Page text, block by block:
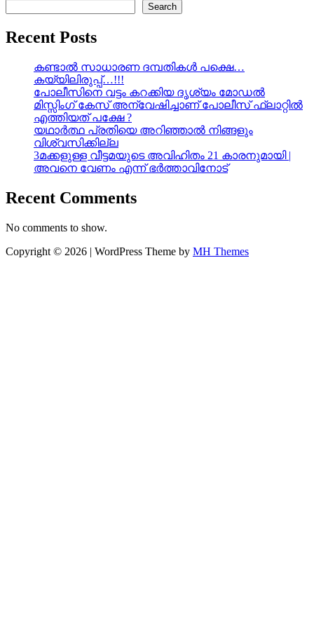
Search
Recent Posts
കണ്ടാൽ സാധാരണ ദമ്പതികൾ പക്ഷെ…
കയ്യിലിരുപ്പ്…!!!
പോലീസിനെ വട്ടം കറക്കിയ ദൃശ്യം മോഡല്‍
മിസ്സിംഗ് കേസ് അന്വേഷിച്ചാണ് പോലീസ് ഫ്ലാറ്റിൽ
എത്തിയത് പക്ഷേ ?
യഥാർത്ഥ പ്രതിയെ അറിഞ്ഞാൽ നിങ്ങളും
വിശ്വസിക്കില്ല
3മക്കളുള്ള വീട്ടമയുടെ അവിഹിതം 21 കാരനുമായി |
അവനെ വേണം എന്ന് ഭർത്താവിനോട്
Recent Comments
No comments to show.
Copyright © 2026 | WordPress Theme by MH Themes